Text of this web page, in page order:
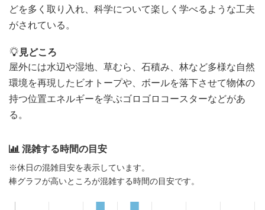
どを多く取り入れ、科学について楽しく学べるような工夫
がされている。
見どころ
屋外には水辺や湿地、草むら、石積み、林など多様な自然
環境を再現したビオトープや、ボールを落下させて物体の
持つ位置エネルギーを学ぶゴロゴロコースターなどがあ
る。
混雑する時間の目安
※休日の混雑目安を表示しています。
棒グラフが高いところが混雑する時間の目安です。